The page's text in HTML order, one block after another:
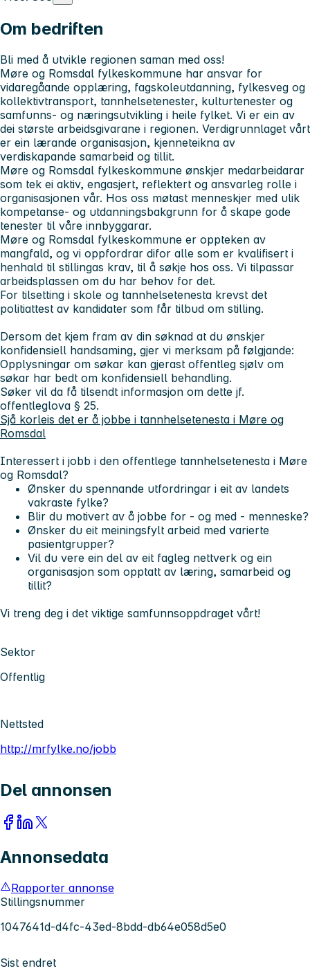
Om bedriften
Bli med å utvikle regionen saman med oss!
Møre og Romsdal fylkeskommune har ansvar for
vidaregåande opplæring, fagskoleutdanning, fylkesveg og
kollektivtransport, tannhelsetenester, kulturtenester og
samfunns- og næringsutvikling i heile fylket. Vi er ein av
dei største arbeidsgivarane i regionen. Verdigrunnlaget vårt
er ein lærande organisasjon, kjenneteikna av
verdiskapande samarbeid og tillit.
Møre og Romsdal fylkeskommune ønskjer medarbeidarar
som tek ei aktiv, engasjert, reflektert og ansvarleg rolle i
organisasjonen vår. Hos oss møtast menneskjer med ulik
kompetanse- og utdanningsbakgrunn for å skape gode
tenester til våre innbyggarar.
Møre og Romsdal fylkeskommune er oppteken av
mangfald, og vi oppfordrar difor alle som er kvalifisert i
henhald til stillingas krav, til å søkje hos oss. Vi tilpassar
arbeidsplassen om du har behov for det.
For tilsetting i skole og tannhelsetenesta krevst det
politiattest av kandidater som får tilbud om stilling.
Dersom det kjem fram av din søknad at du ønskjer
konfidensiell handsaming, gjer vi merksam på følgjande:
Opplysningar om søkar kan gjerast offentleg sjølv om
søkar har bedt om konfidensiell behandling.
Søker vil da få tilsendt informasjon om dette jf.
offentleglova § 25.
Sjå korleis det er å jobbe i tannhelsetenesta i Møre og
Romsdal
Interessert i jobb i den offentlege tannhelsetenesta i Møre
og Romsdal?
Ønsker du spennande utfordringar i eit av landets
vakraste fylke?
Blir du motivert av å jobbe for - og med - menneske?
Ønsker du eit meiningsfylt arbeid med varierte
pasientgrupper?
Vil du vere ein del av eit fagleg nettverk og ein
organisasjon som opptatt av læring, samarbeid og
tillit?
Vi treng deg i det viktige samfunnsoppdraget vårt!
Sektor
Offentlig
Nettsted
http://mrfylke.no/jobb
Del annonsen
Annonsedata
Rapporter annonse
Stillingsnummer
1047641d-d4fc-43ed-8bdd-db64e058d5e0
Sist endret